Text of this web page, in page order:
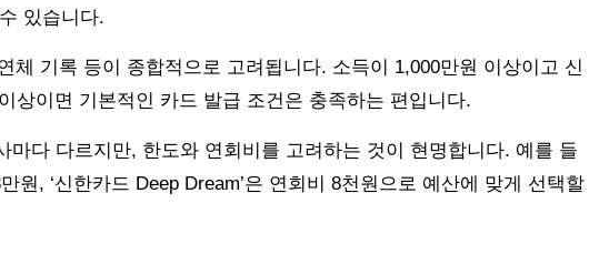
있습니다.
체 기록 등이 종합적으로 고려됩니다. 소득이 1,000만원 이상이고 신
상이면 기본적인 카드 발급 조건은 충족하는 편입니다.
마다 다르지만, 한도와 연회비를 고려하는 것이 현명합니다. 예를 들
원, ‘신한카드 Deep Dream’은 연회비 8천원으로 예산에 맞게 선택할